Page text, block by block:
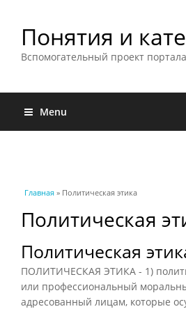
Понятия и
Вспомогательный проект
Menu
Вы здесь
Главная » Политическая этика
Политическая
Политическая
ПОЛИТИЧЕСКАЯ ЭТИКА - 1)
или профессиональный
адресованный лицам, которые